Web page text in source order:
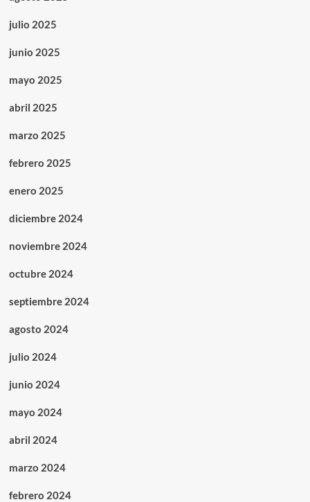
julio 2025
junio 2025
mayo 2025
abril 2025
marzo 2025
febrero 2025
enero 2025
diciembre 2024
noviembre 2024
octubre 2024
septiembre 2024
agosto 2024
julio 2024
junio 2024
mayo 2024
abril 2024
marzo 2024
febrero 2024